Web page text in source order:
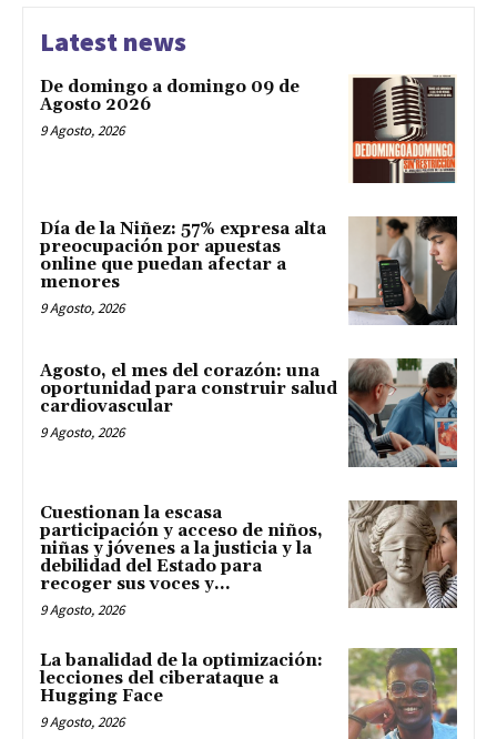
Latest news
De domingo a domingo 09 de
Agosto 2026
9 Agosto, 2026
Día de la Niñez: 57% expresa alta
preocupación por apuestas
online que puedan afectar a
menores
9 Agosto, 2026
Agosto, el mes del corazón: una
oportunidad para construir salud
cardiovascular
9 Agosto, 2026
Cuestionan la escasa
participación y acceso de niños,
niñas y jóvenes a la justicia y la
debilidad del Estado para
recoger sus voces y...
9 Agosto, 2026
La banalidad de la optimización:
lecciones del ciberataque a
Hugging Face
9 Agosto, 2026